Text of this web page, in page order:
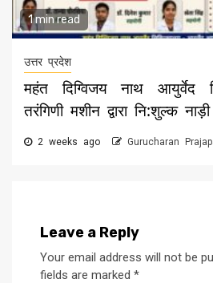
1 min read
उत्तर प्रदेश
महंत दिग्विजय नाथ आयुर्वेद
तरंगिणी मशीन द्वारा नि:शुल्क नाड़ी
2 weeks ago Gurucharan
Leave a Reply
Your email address will not be
fields are marked *